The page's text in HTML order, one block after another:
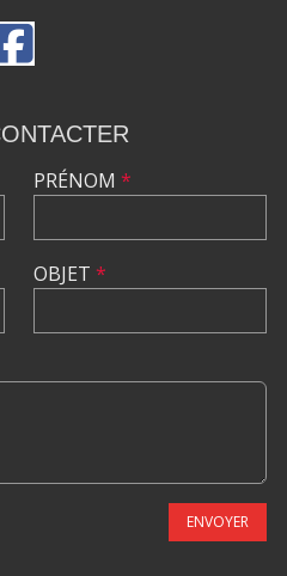
PRÉNOM *
OBJET *
ENVOYER